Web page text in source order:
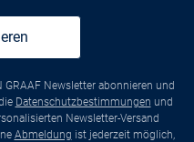
Newsletter abonnieren und
Datenschutzbestimmungen und
Newsletter-Versand
Abmeldung ist jederzeit möglich,